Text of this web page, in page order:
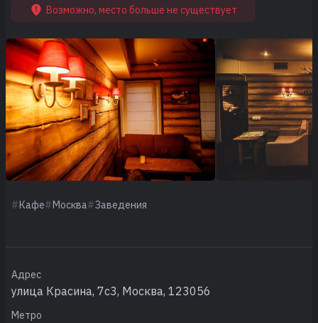
Возможно, место больше не существует
Кафе Москва Заведения
Адрес
улица Красина, 7с3, Москва, 123056
Метро